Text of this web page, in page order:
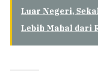
Luar Negeri,
Lebih Mahal dari